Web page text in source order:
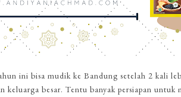
ini bisa mudik ke Bandung setelah 2 kali
keluarga besar. Tentu banyak persiapan